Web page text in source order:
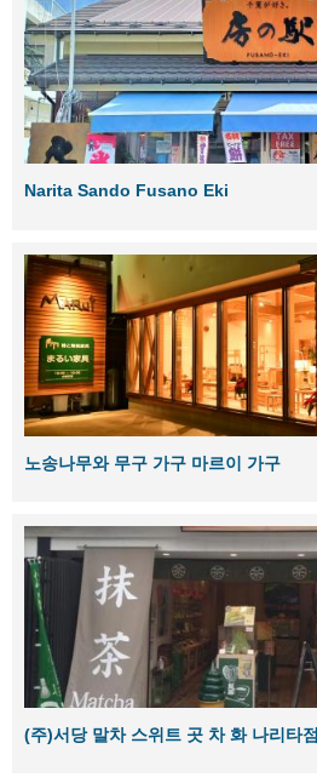
Narita Sando Fusano Eki
노송나무와 무구 가구 마르이 가구
(주)서당 말차 스위트 곳 차 화 나리타점